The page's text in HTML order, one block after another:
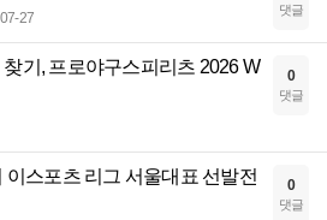
07-27 댓글
기, 프로야구스피리츠 2026 W
0
댓글
스포츠 리그 서울대표 선발전 0
댓글